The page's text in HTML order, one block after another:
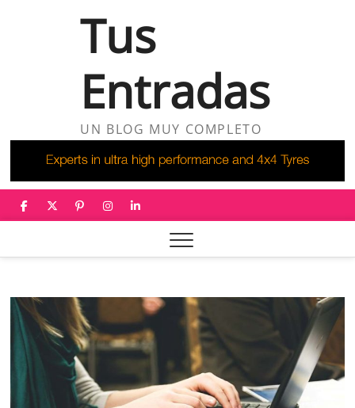
Tus
Entradas
UN BLOG MUY COMPLETO
facebook
twitter
pinterest
instagram
linkedin